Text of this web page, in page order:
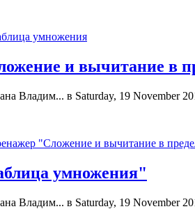
умножения
и вычитание в
Владим... в Saturday, 19 November
"Сложение и вычитание в
умножения"
Владим... в Saturday, 19 November